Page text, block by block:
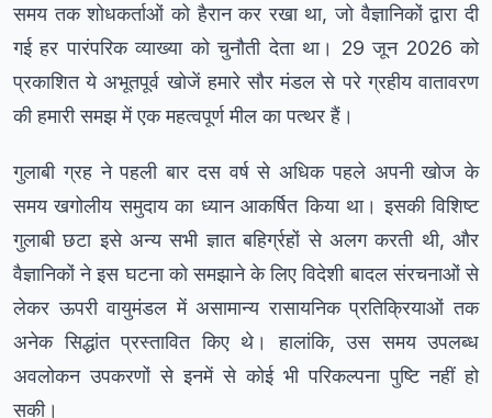
समय तक शोधकर्ताओं को हैरान कर रखा था, जो वैज्ञानिकों द्वारा दी
गई हर पारंपरिक व्याख्या को चुनौती देता था। 29 जून 2026 को
प्रकाशित ये अभूतपूर्व खोजें हमारे सौर मंडल से परे ग्रहीय वातावरण
की हमारी समझ में एक महत्वपूर्ण मील का पत्थर हैं।
गुलाबी ग्रह ने पहली बार दस वर्ष से अधिक पहले अपनी खोज के
समय खगोलीय समुदाय का ध्यान आकर्षित किया था। इसकी विशिष्ट
गुलाबी छटा इसे अन्य सभी ज्ञात बहिर्ग्रहों से अलग करती थी, और
वैज्ञानिकों ने इस घटना को समझाने के लिए विदेशी बादल संरचनाओं से
लेकर ऊपरी वायुमंडल में असामान्य रासायनिक प्रतिक्रियाओं तक
अनेक सिद्धांत प्रस्तावित किए थे। हालांकि, उस समय उपलब्ध
अवलोकन उपकरणों से इनमें से कोई भी परिकल्पना पुष्टि नहीं हो
सकी।